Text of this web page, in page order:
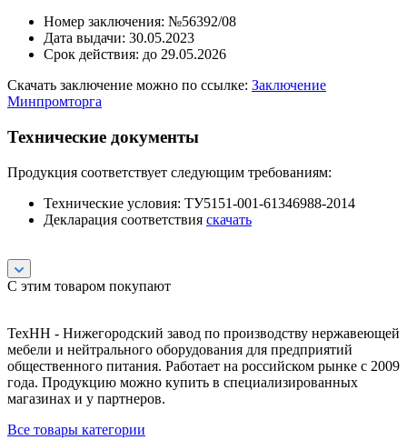
Номер заключения: №56392/08
Дата выдачи: 30.05.2023
Срок действия: до 29.05.2026
Скачать заключение можно по ссылке: Заключение
Минпромторга
Технические документы
Продукция соответствует следующим требованиям:
Технические условия: ТУ5151-001-61346988-2014
Декларация соответствия скачать
С этим товаром покупают
ТехНН - Нижегородский завод по производству нержавеющей
мебели и нейтрального оборудования для предприятий
общественного питания. Работает на российском рынке с 2009
года. Продукцию можно купить в специализированных
магазинах и у партнеров.
Все товары категории